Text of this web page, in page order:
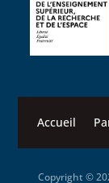
Accueil
Copyright ©